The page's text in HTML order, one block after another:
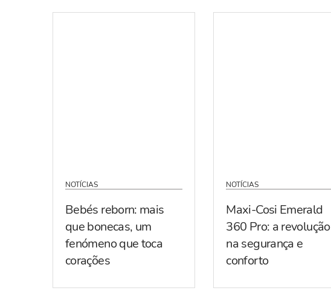
NOTÍCIAS
Bebés reborn: mais
que bonecas, um
fenómeno que toca
corações
NOTÍCIAS
Maxi-Cosi Emerald
360 Pro: a revolução
na segurança e
conforto